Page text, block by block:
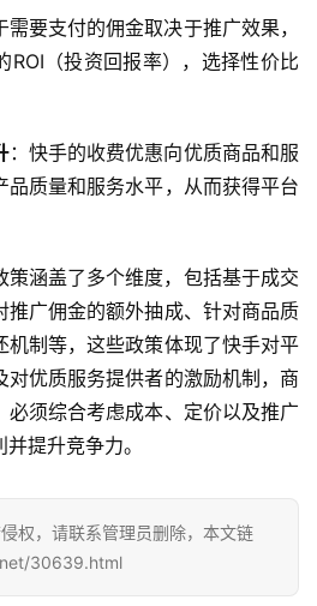
需要支付的佣金取决于推广效果，
ROI（投资回报率），选择性价比
：快手的收费优惠向优质商品和服
品质量和服务水平，从而获得平台
策涵盖了多个维度，包括基于成交
推广佣金的额外抽成、针对商品质
机制等，这些政策体现了快手对平
对优质服务提供者的激励机制，商
必须综合考虑成本、定价以及推广
提升竞争力。
权，请联系管理员删除，本文链
30639.html